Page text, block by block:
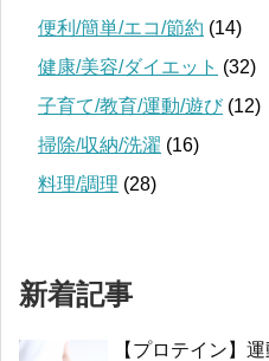
便利/簡単/エコ/節約 (14)
健康/美容/ダイエット (32)
子育て/教育/運動/遊び(12)
掃除/収納/洗濯 (16)
料理/調理 (28)
新着記事
【プロテイン】